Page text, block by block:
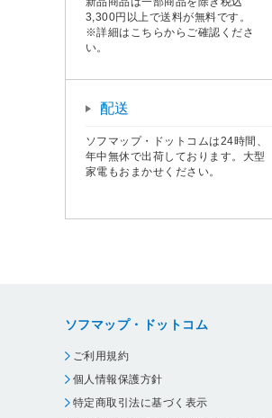
3,300円以上で送料が無料です。
※詳細はこちらからご確認くださ
い。
配送
ソフマップ・ドットコムは24時間、
年中無休で出荷しております。大型
家電もおまかせください。
ソフマップ・ドットコム
ご利用規約
個人情報保護方針
特定商取引法に基づく表示